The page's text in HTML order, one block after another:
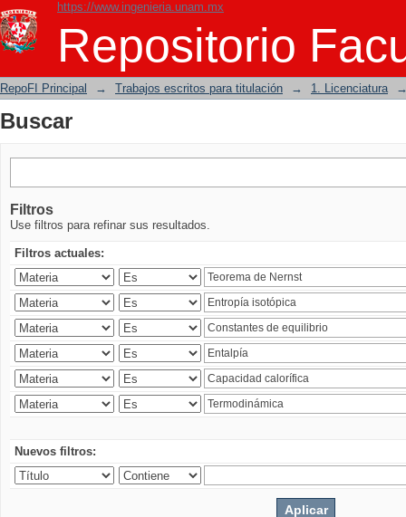
https://www.ingenieria.unam.mx
Repositorio
Buscar
RepoFI Principal → Trabajos escritos para titulación → 1. Licenciatura
Buscar
Filtros
Use filtros para refinar sus resultados.
Filtros actuales:
Nuevos filtros: